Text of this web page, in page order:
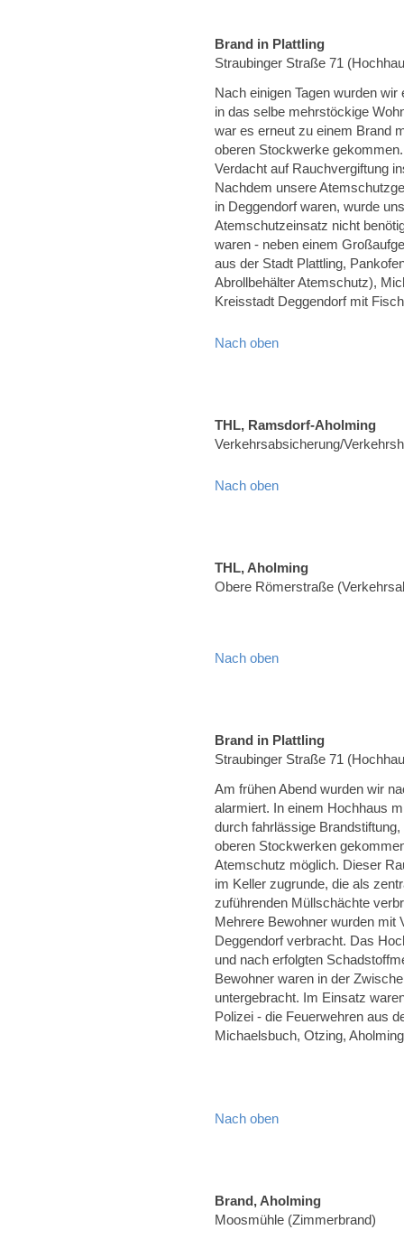
Brand in Plattling
Straubinger Straße 71
Nach einigen Tagen wurden
in das selbe mehrstöckige
war es erneut zu einem Brand
oberen Stockwerke
Verdacht auf Rauchvergiftung
Nachdem unsere
in Deggendorf waren, wurde
Atemschutzeinsatz nicht
waren - neben einem
aus der Stadt Plattling,
Abrollbehälter Atemschutz),
Kreisstadt Deggendorf mit
Nach oben
THL, Ramsdorf-Aholming
Verkehrsabsicherung/
Nach oben
THL, Aholming
Obere Römerstraße
Nach oben
Brand in Plattling
Straubinger Straße 71
Am frühen Abend wurden wir
alarmiert. In einem Hochhaus
durch fahrlässige
oberen Stockwerken
Atemschutz möglich. Dieser
im Keller zugrunde, die als
zuführenden Müllschächte
Mehrere Bewohner wurden mit
Deggendorf verbracht. Das
und nach erfolgten
Bewohner waren in der
untergebracht. Im Einsatz
Polizei - die Feuerwehren aus
Michaelsbuch, Otzing,
Nach oben
Brand, Aholming
Moosmühle (Zimmerbrand)